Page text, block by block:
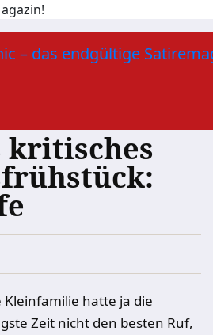
kritisches
Kleinfamilie hatte ja die
Zeit nicht den besten Ruf,